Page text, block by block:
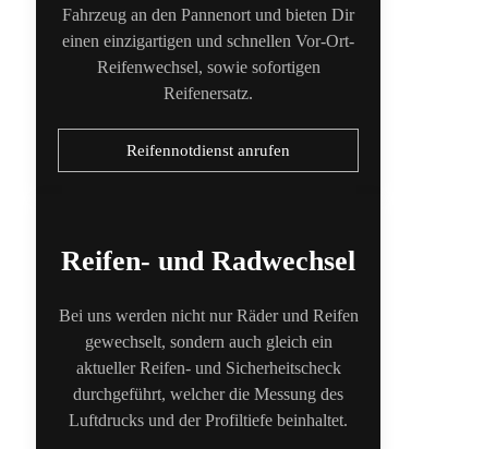
Fahrzeug an den Pannenort und bieten Dir
einen einzigartigen und schnellen Vor-Ort-
Reifenwechsel, sowie sofortigen
Reifenersatz.
Reifennotdienst anrufen
Reifen- und Radwechsel
Bei uns werden nicht nur Räder und Reifen
gewechselt, sondern auch gleich ein
aktueller Reifen- und Sicherheitscheck
durchgeführt, welcher die Messung des
Luftdrucks und der Profiltiefe beinhaltet.